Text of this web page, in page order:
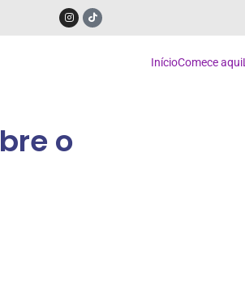
InícioComece aqui
o